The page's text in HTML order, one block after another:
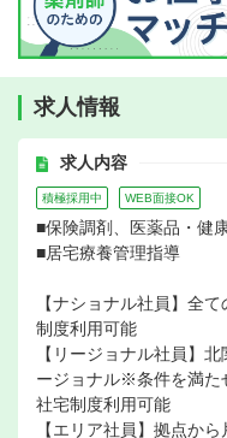
求人情報
求人内容
積極採用中 WEB面接OK
■保険調剤、医薬品・健
■居宅療養管理指導
【ナショナル社員】全
制度利用可能
【リージョナル社員】
ージョナル※条件を満た
社宅制度利用可能
【エリア社員】拠点か